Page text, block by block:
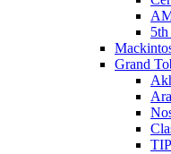
5th
Grand